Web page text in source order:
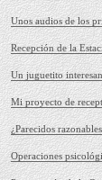
Unos audios de los
Recepción de la
Un juguetito
Mi proyecto de
¿Parecidos
Operaciones